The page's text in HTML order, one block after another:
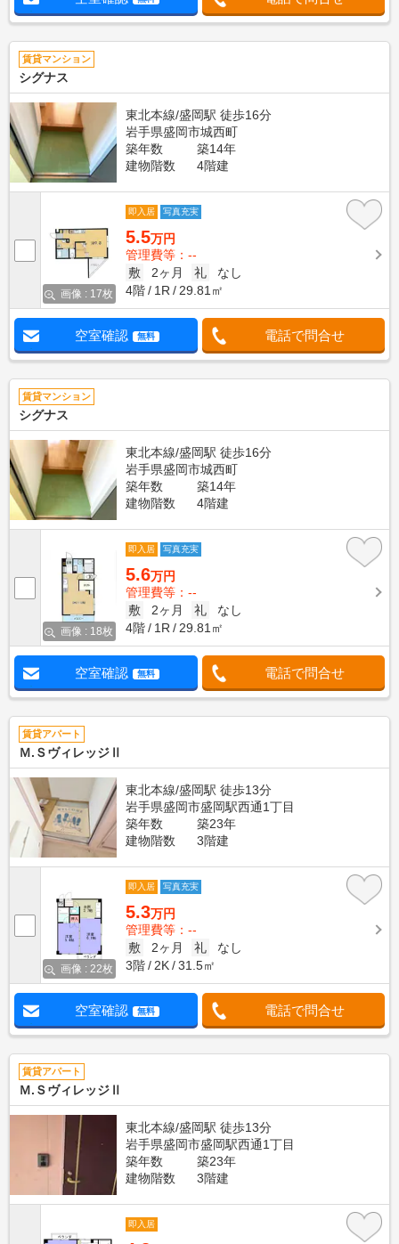
賃貸マンション
シグナス
東北本線/盛岡駅 徒歩16分
岩手県盛岡市城西町
築年数
築14年
建物階数
4階建
画像 : 17枚
即入居 写真充実
5.5万円
管理費等：--
敷
2ヶ月 礼
なし
4階
1R 29.81㎡
空室確認 無料 電話で問合せ
賃貸マンション
シグナス
東北本線/盛岡駅 徒歩16分
岩手県盛岡市城西町
築年数
築14年
建物階数
4階建
画像 : 18枚
即入居 写真充実
5.6万円
管理費等：--
敷
2ヶ月 礼
なし
4階
1R 29.81㎡
空室確認 無料 電話で問合せ
賃貸アパート
Ｍ.ＳヴィレッジⅡ
東北本線/盛岡駅 徒歩13分
岩手県盛岡市盛岡駅西通1丁目
築年数
築23年
建物階数
3階建
画像 : 22枚
即入居 写真充実
5.3万円
管理費等：--
敷
2ヶ月 礼
なし
3階
2K 31.5㎡
空室確認 無料 電話で問合せ
賃貸アパート
Ｍ.ＳヴィレッジⅡ
東北本線/盛岡駅 徒歩13分
岩手県盛岡市盛岡駅西通1丁目
築年数
築23年
建物階数
3階建
即入居